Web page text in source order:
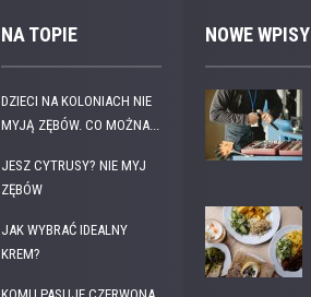
NA TOPIE
DZIECI NA KOLONIACH NIE
MYJĄ ZĘBÓW. CO MOŻNA...
JESZ CYTRUSY? NIE MYJ
ZĘBÓW
JAK WYBRAĆ IDEALNY
KREM?
NOWE WPISY